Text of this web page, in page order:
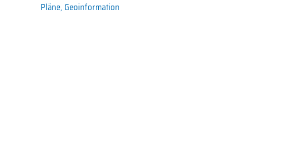
Pläne, Geoinformation